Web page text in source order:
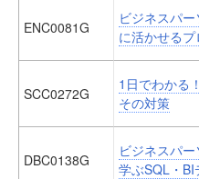
ENC0081G
ビジネスパ
に活かせる
SCC0272G
1日でわかる
その対策
DBC0138G
ビジネスパ
学ぶSQL・